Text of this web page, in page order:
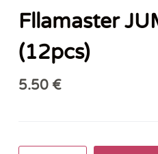
Fllamaster
(12pcs)
5.50 €